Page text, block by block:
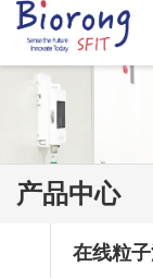
产品中心
在线粒